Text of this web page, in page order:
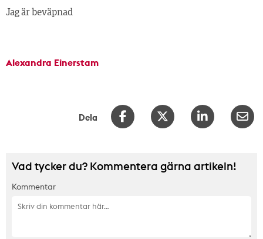
Jag är beväpnad
Alexandra Einerstam
Dela
Vad tycker du? Kommentera gärna artikeln!
Kommentar